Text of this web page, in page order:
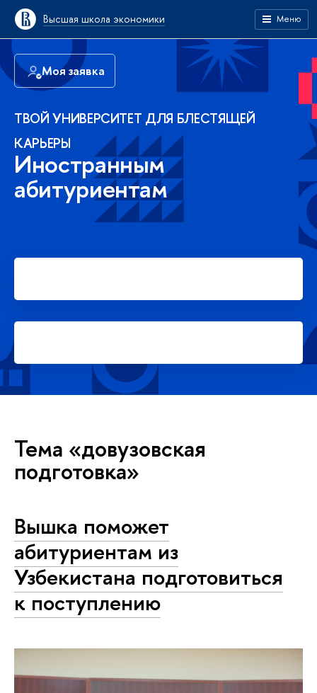
Высшая школа экономики Меню
Моя заявка
ТВОЙ УНИВЕРСИТЕТ ДЛЯ БЛЕСТЯЩЕЙ
КАРЬЕРЫ
Иностранным
абитуриентам
Тема «довузовская
подготовка»
Вышка поможет
абитуриентам из
Узбекистана подготовиться
к поступлению